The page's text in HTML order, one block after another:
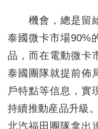
機會，總是留給
泰國微卡市場90%
品，而在電動微卡
泰國團隊就提前佈
戶特點等信息，實
持續推動産品升級
北汽福田團隊拿出